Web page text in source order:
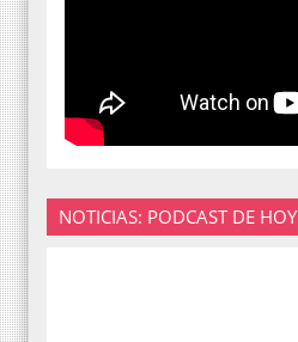
NOTICIAS: PODCAST DE HOY